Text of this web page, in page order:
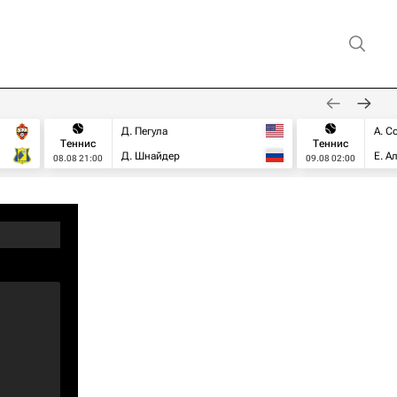
Теннис
08.08 21:00
Д. Пегула
Д. Шнайдер
Теннис
09.08 02:00
А.
Е.